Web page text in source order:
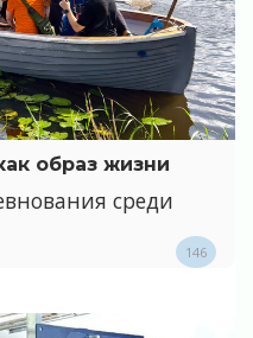
образ жизни
среди
146